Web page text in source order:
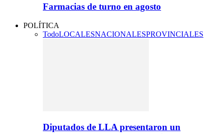
Farmacias de turno en agosto
POLÍTICA
TodoLOCALESNACIONALESPROVINCIALES
Diputados de LLA presentaron un